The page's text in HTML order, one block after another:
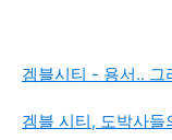
겜블시티 - 용서.. 그
겜블 시티, 도박사